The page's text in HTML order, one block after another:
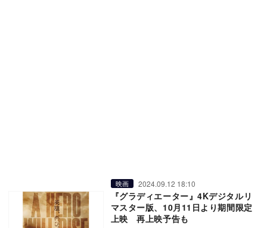
映画 2024.09.12 18:10
『グラディエーター』4Kデジタルリ
マスター版、10月11日より期間限定
上映 再上映予告も